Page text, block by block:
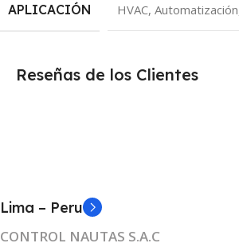
APLICACIÓN HVAC,
Reseñas de los Clientes
Lima – Peru
CONTROL NAUTAS S.A.C